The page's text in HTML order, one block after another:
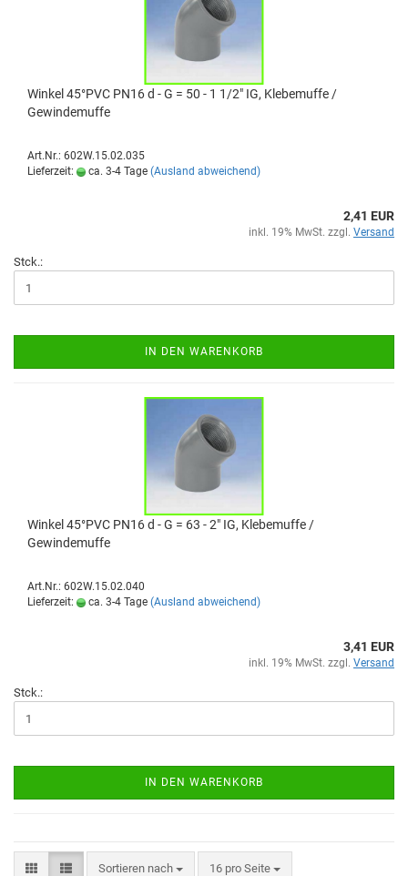
Winkel 45°PVC PN16 d - G = 50 - 1 1/2" IG, Klebemuffe /
Gewindemuffe
Art.Nr.: 602W.15.02.035
Lieferzeit:
ca. 3-4 Tage (Ausland abweichend)
2,41 EUR
inkl. 19% MwSt. zzgl. Versand
Stck.:
IN DEN WARENKORB
Winkel 45°PVC PN16 d - G = 63 - 2" IG, Klebemuffe /
Gewindemuffe
Art.Nr.: 602W.15.02.040
Lieferzeit:
ca. 3-4 Tage (Ausland abweichend)
3,41 EUR
inkl. 19% MwSt. zzgl. Versand
Stck.:
IN DEN WARENKORB
Sortieren nach 16 pro Seite